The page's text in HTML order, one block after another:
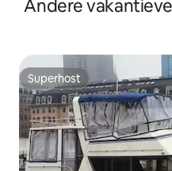
adembenemend uitzicht
Andere
Superhost
Superhost